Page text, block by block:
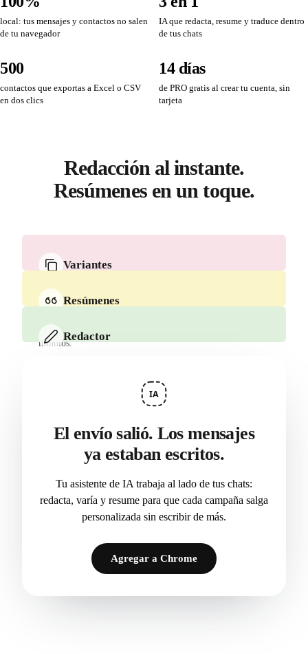
local: tus mensajes y contactos no salen
de tu navegador
IA que redacta, resume y traduce dentro
de tus chats
500
contactos que exportas a Excel o CSV
en dos clics
14 días
de PRO gratis al crear tu cuenta, sin
tarjeta
Redacción al instante.
Resúmenes en un toque.
Variantes
Cada mensaje sale distinto. Cero copy-paste repetido.
Resúmenes
El contexto de un chat largo en 3 segundos, no en 30
minutos.
Redactor
IA
El envío salió. Los mensajes
ya estaban escritos.
Tu asistente de IA trabaja al lado de tus chats:
redacta, varía y resume para que cada campaña salga
personalizada sin escribir de más.
Agregar a Chrome